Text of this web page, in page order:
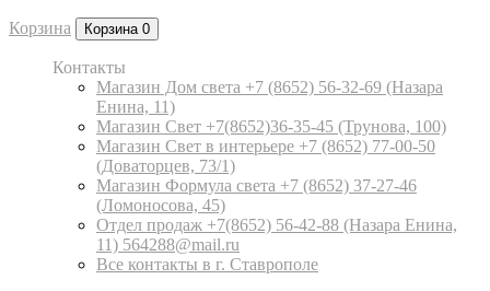
Корзина Корзина 0
Контакты
Магазин Дом света +7 (8652) 56-32-69 (Назара
Енина, 11)
Магазин Свет +7(8652)36-35-45 (Трунова, 100)
Магазин Свет в интерьере +7 (8652) 77-00-50
(Доваторцев, 73/1)
Магазин Формула света +7 (8652) 37-27-46
(Ломоносова, 45)
Отдел продаж +7(8652) 56-42-88 (Назара Енина,
11) 564288@mail.ru
Все контакты в г. Ставрополе